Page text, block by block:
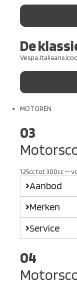
De
Vespa, Italiaans
MOTOREN
03
125cc tot 300cc —
Aanbod
Merken
Service
04